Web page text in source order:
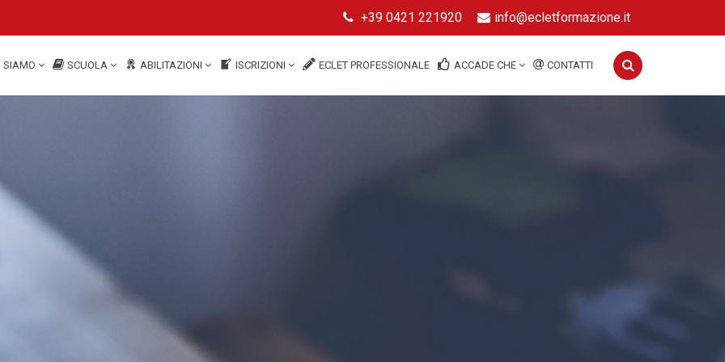
+39 0421 221920 info@ecletformazione.it
SIAMO SCUOLA ABILITAZIONI ISCRIZIONI ECLET PROFESSIONALE ACCADE CHE CONTATTI